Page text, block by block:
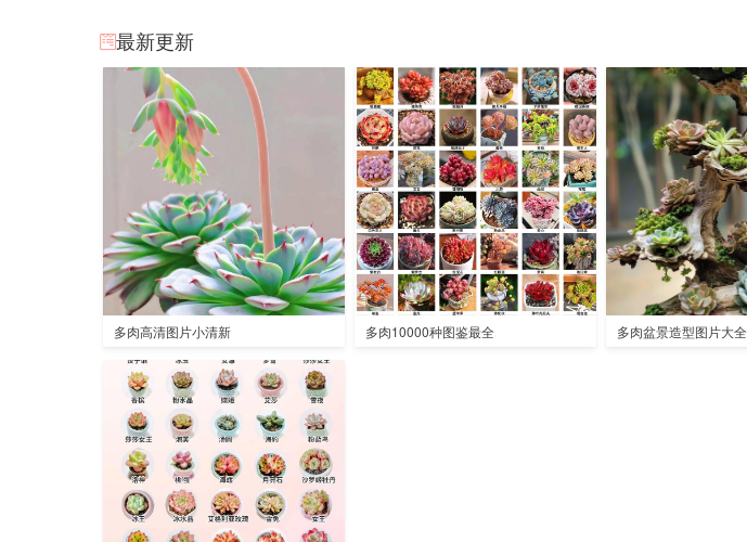
最新更新
多肉高清图片小清新 多肉10000种图鉴最全 多肉盆景造型图片大全